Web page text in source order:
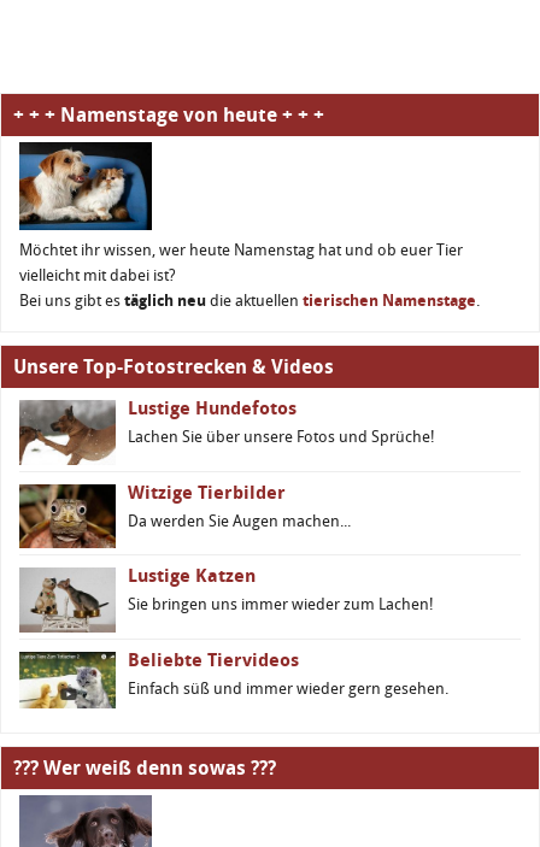
+ + + Namenstage von heute + + +
Möchtet ihr wissen, wer heute Namenstag hat und ob euer Tier
vielleicht mit dabei ist?
Bei uns gibt es täglich neu die aktuellen tierischen Namenstage.
Unsere Top-Fotostrecken & Videos
Lustige Hundefotos
Lachen Sie über unsere Fotos und Sprüche!
Witzige Tierbilder
Da werden Sie Augen machen...
Lustige Katzen
Sie bringen uns immer wieder zum Lachen!
Beliebte Tiervideos
Einfach süß und immer wieder gern gesehen.
??? Wer weiß denn sowas ???